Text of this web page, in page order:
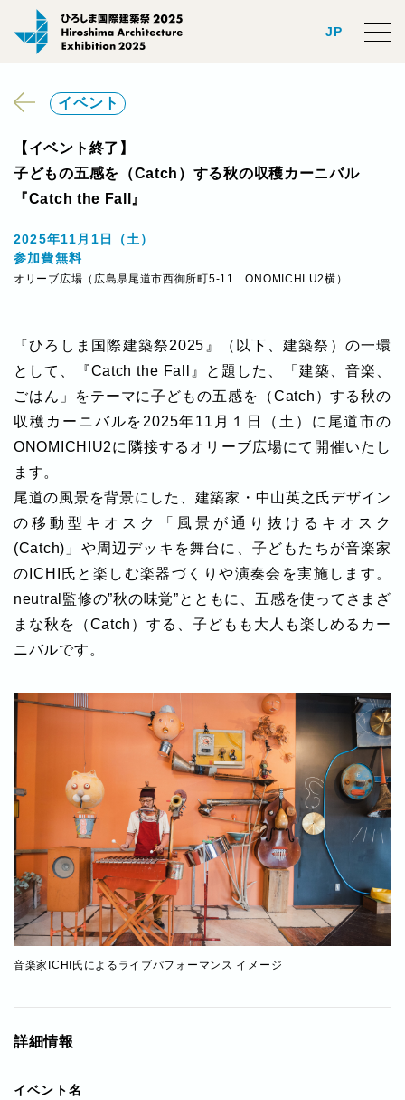
JP
イベント
【イベント終了】
子どもの五感を（Catch）する秋の収穫カーニバル
『Catch the Fall』
2025年11月1日（土）
参加費無料
オリーブ広場（広島県尾道市西御所町5-11 ONOMICHI U2横）
『ひろしま国際建築祭2025』（以下、建築祭）の一環
として、『Catch the Fall』と題した、「建築、音楽、
ごはん」をテーマに子どもの五感を（Catch）する秋の
収穫カーニバルを2025年11月１日（土）に尾道市の
ONOMICHIU2に隣接するオリーブ広場にて開催いたし
ます。
尾道の風景を背景にした、建築家・中山英之氏デザイン
の移動型キオスク「風景が通り抜けるキオスク
(Catch)」や周辺デッキを舞台に、子どもたちが音楽家
のICHI氏と楽しむ楽器づくりや演奏会を実施します。
neutral監修の”秋の味覚”とともに、五感を使ってさまざ
まな秋を（Catch）する、子どもも大人も楽しめるカー
ニバルです。
音楽家ICHI氏によるライブパフォーマンス イメージ
詳細情報
イベント名